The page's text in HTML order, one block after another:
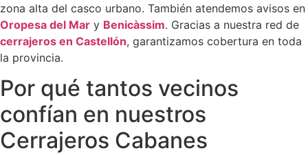
zona alta del casco urbano. También atendemos avisos en
Oropesa del Mar y Benicàssim. Gracias a nuestra red de
cerrajeros en Castellón, garantizamos cobertura en toda
la provincia.
Por qué tantos vecinos
confían en nuestros
Cerrajeros Cabanes